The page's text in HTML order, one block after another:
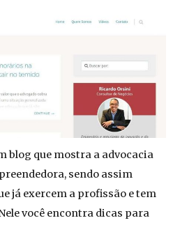
blog que mostra a advocacia
sendo assim
já exercem a profissão e tem
você encontra dicas para